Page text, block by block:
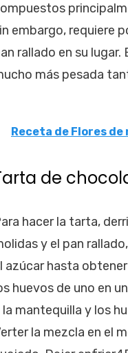
embargo, requiere
rallado en su
más pesada
Receta de Flores de
de
hacer la tarta,
y el pan
azúcar hasta
huevos de uno en
la mantequilla y los
la mezcla en el